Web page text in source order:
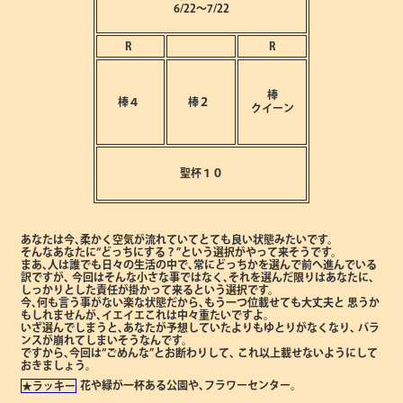
6/22～7/22
R R
棒４ 棒２
棒
クイーン
聖杯１０
あなたは今､柔かく空気が流れていてとても良い状態みたいです。
そんなあなたに“どっちにする？”という選択がやって来そうです。
まあ､人は誰でも日々の生活の中で､常にどっちかを選んで前へ進んでいる
訳ですが､ 今回はそんな小さな事ではなく､それを選んだ限りはあなたに､
しっかりとした責任が掛かって来るという選択です。
今､何も言う事がない楽な状態だから､もう一つ位載せても大丈夫と 思うか
もしれませんが､イエイエこれは中々重たいですよ。
いざ選んでしまうと､あなたが予想していたよりもゆとりがなくなり､
バラ
ンスが崩れてしまいそうなんです。
ですから､今回は“ごめんな”とお断わりして､
これ以上載せないようにして
おきましょう。
★ラッキー 花や緑が一杯ある公園や､フラワーセンター。